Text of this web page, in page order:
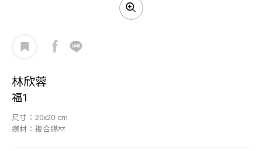
林欣蓉
福1
尺寸：20x20 cm
媒材：複合媒材